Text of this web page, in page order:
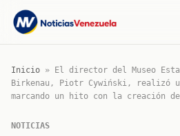
Inicio »
El director del Museo
Birkenau, Piotr Cywiński, realizó
marcando un hito con la creación
NOTICIAS